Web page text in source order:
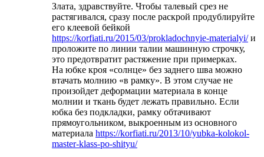
Злата, здравствуйте. Чтобы талевый срез не
растягивался, сразу после раскрой продублируйте
его клеевой бейкой
https://korfiati.ru/2015/03/prokladochnyie-materialyi/и
проложите по линии талии машинную строчку,
это предотвратит растяжение при примерках.
На юбке кроя «солнце» без заднего шва можно
втачать молнию «в рамку». В этом случае не
произойдет деформации материала в конце
молнии и ткань будет лежать правильно. Если
юбка без подкладки, рамку обтачивают
прямоугольником, выкроенным из основного
материала https://korfiati.ru/2013/10/yubka-kolokol-
master-klass-po-shityu/